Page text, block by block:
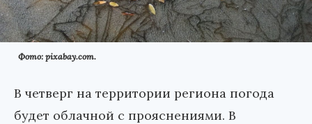
Фото: pixabay.com.
В четверг на территории региона погода
будет облачной с прояснениями. В